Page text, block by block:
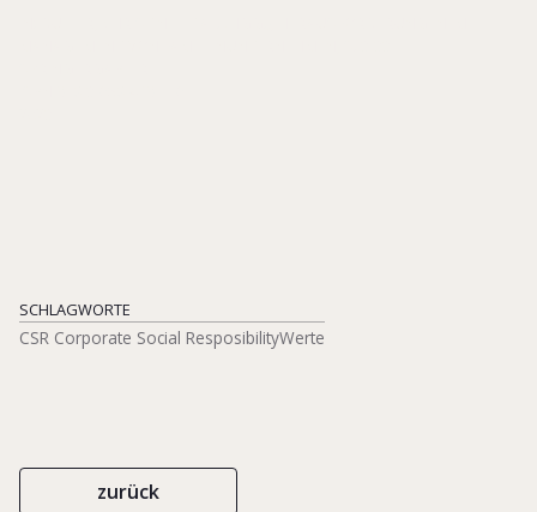
SCHLAGWORTE
CSR Corporate Social ResposibilityWerte
zurück